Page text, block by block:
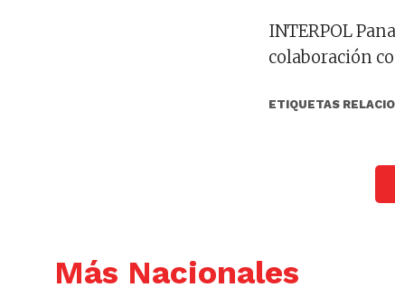
INTERPOL
colaboración
ETIQUETAS
Más Nacionales